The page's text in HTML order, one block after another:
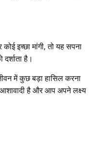
इच्छा मांगी, तो यह सपना
है।
में कुछ बड़ा हासिल करना
है और आप अपने लक्ष्य